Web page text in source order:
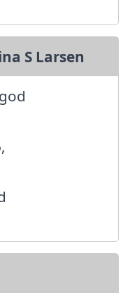
S Larsen